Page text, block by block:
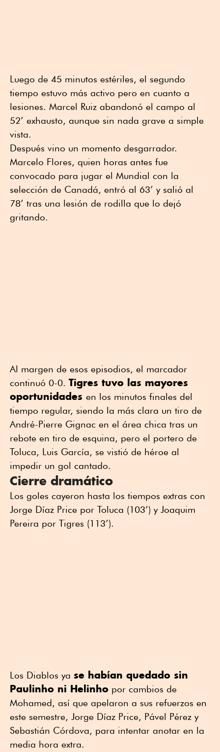
Luego de 45 minutos estériles, el segundo
tiempo estuvo más activo pero en cuanto a
lesiones. Marcel Ruiz abandonó el campo al
52’ exhausto, aunque sin nada grave a simple
vista.
Después vino un momento desgarrador.
Marcelo Flores, quien horas antes fue
convocado para jugar el Mundial con la
selección de Canadá, entró al 63’ y salió al
78’ tras una lesión de rodilla que lo dejó
gritando.
Al margen de esos episodios, el marcador
continuó 0-0. Tigres tuvo las mayores
oportunidades en los minutos finales del
tiempo regular, siendo la más clara un tiro de
André-Pierre Gignac en el área chica tras un
rebote en tiro de esquina, pero el portero de
Toluca, Luis García, se vistió de héroe al
impedir un gol cantado.
Cierre dramático
Los goles cayeron hasta los tiempos extras con
Jorge Díaz Price por Toluca (103’) y Joaquim
Pereira por Tigres (113’).
Los Diablos ya se habían quedado sin
Paulinho ni Helinho por cambios de
Mohamed, así que apelaron a sus refuerzos en
este semestre, Jorge Díaz Price, Pável Pérez y
Sebastián Córdova, para intentar anotar en la
media hora extra.